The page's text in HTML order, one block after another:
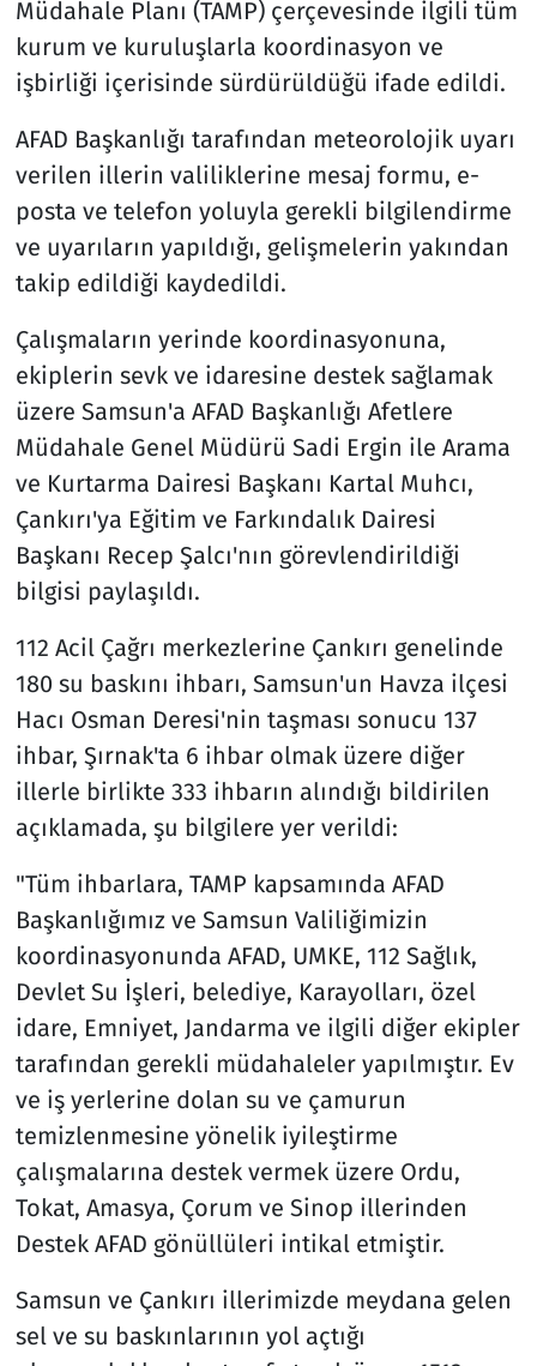
Müdahale Planı (TAMP) çerçevesinde ilgili tüm
kurum ve kuruluşlarla koordinasyon ve
işbirliği içerisinde sürdürüldüğü ifade edildi.
AFAD Başkanlığı tarafından meteorolojik uyarı
verilen illerin valiliklerine mesaj formu, e-
posta ve telefon yoluyla gerekli bilgilendirme
ve uyarıların yapıldığı, gelişmelerin yakından
takip edildiği kaydedildi.
Çalışmaların yerinde koordinasyonuna,
ekiplerin sevk ve idaresine destek sağlamak
üzere Samsun'a AFAD Başkanlığı Afetlere
Müdahale Genel Müdürü Sadi Ergin ile Arama
ve Kurtarma Dairesi Başkanı Kartal Muhcı,
Çankırı'ya Eğitim ve Farkındalık Dairesi
Başkanı Recep Şalcı'nın görevlendirildiği
bilgisi paylaşıldı.
112 Acil Çağrı merkezlerine Çankırı genelinde
180 su baskını ihbarı, Samsun'un Havza ilçesi
Hacı Osman Deresi'nin taşması sonucu 137
ihbar, Şırnak'ta 6 ihbar olmak üzere diğer
illerle birlikte 333 ihbarın alındığı bildirilen
açıklamada, şu bilgilere yer verildi:
"Tüm ihbarlara, TAMP kapsamında AFAD
Başkanlığımız ve Samsun Valiliğimizin
koordinasyonunda AFAD, UMKE, 112 Sağlık,
Devlet Su İşleri, belediye, Karayolları, özel
idare, Emniyet, Jandarma ve ilgili diğer ekipler
tarafından gerekli müdahaleler yapılmıştır. Ev
ve iş yerlerine dolan su ve çamurun
temizlenmesine yönelik iyileştirme
çalışmalarına destek vermek üzere Ordu,
Tokat, Amasya, Çorum ve Sinop illerinden
Destek AFAD gönüllüleri intikal etmiştir.
Samsun ve Çankırı illerimizde meydana gelen
sel ve su baskınlarının yol açtığı